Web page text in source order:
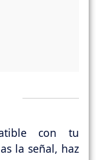
con tu
la señal, haz